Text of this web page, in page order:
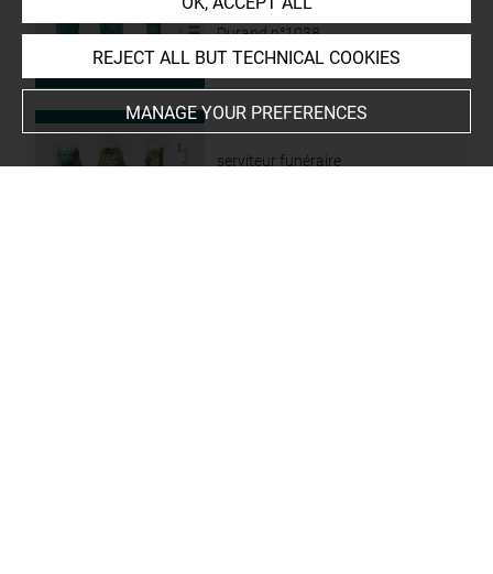
N 2667 55
Durand n°1038
serviteur funéraire
REJECT ALL BUT TECHNICAL COOKIES
MANAGE YOUR PREFERENCES